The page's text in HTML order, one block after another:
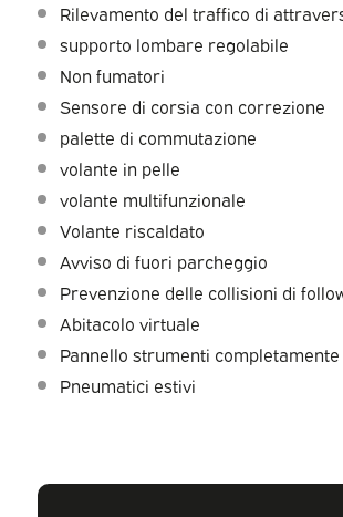
Rilevamento del traffico di
supporto lombare regolabile
Non fumatori
Sensore di corsia con correzione
palette di commutazione
volante in pelle
volante multifunzionale
Volante riscaldato
Avviso di fuori parcheggio
Prevenzione delle collisioni di
Abitacolo virtuale
Pannello strumenti
Pneumatici estivi